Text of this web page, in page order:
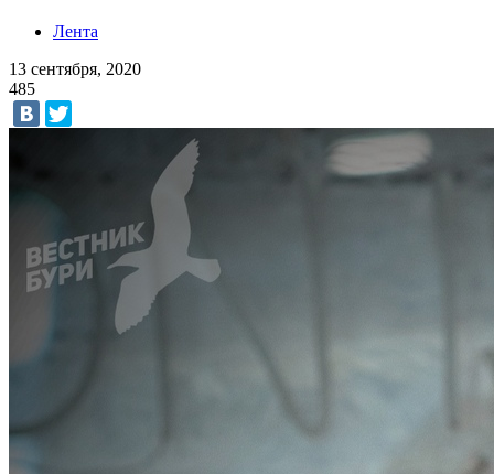
Лента
13 сентября, 2020
485